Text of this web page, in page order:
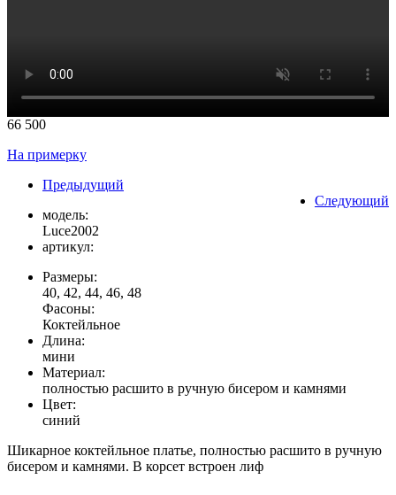
66 500
На примерку
Предыдущий
Следующий
модель:
Luce2002
артикул:
Размеры:
40, 42, 44, 46, 48
Фасоны:
Коктейльное
Длина:
мини
Материал:
полностью расшито в ручную бисером и камнями
Цвет:
синий
Шикарное коктейльное платье, полностью расшито в ручную
бисером и камнями. В корсет встроен лиф